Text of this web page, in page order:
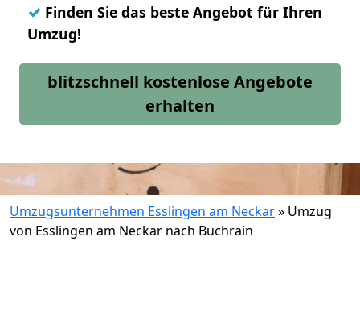
✓ Finden Sie das beste Angebot für Ihren
Umzug!
blitzschnell kostenlose Angebote
erhalten
Umzugsunternehmen Esslingen am Neckar» Umzug
von Esslingen am Neckar nach Buchrain